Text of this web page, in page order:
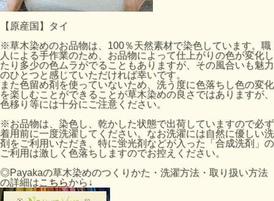
【原産国】タイ
※草木染めのお品物は、100％天然素材で染色しています。職
人による手作業のため、お品物によって仕上がりの色が変化し
たり多少の色ムラがでることもありますが、その風合いも魅力
のひとつと感じていただければ幸いです。
また色留め剤を使っていないため、洗う度に色落ちし色の変化
を楽しむことができることが草木染めの良さではありますが、
色移り等には十分にご注意ください。
※お品物は、染色し、乾かした状態で出荷していますので必ず
着用前に一度洗濯してください。なお洗濯には自然に優しい洗
剤をご利用いただき、特に蛍光剤などが入った「合成洗剤」の
ご利用は激しく色落ちしますのでお控えください。
◎Payakaの草木染めのつくりかた・洗濯方法・取り扱い方法
の詳細はこちらから↓